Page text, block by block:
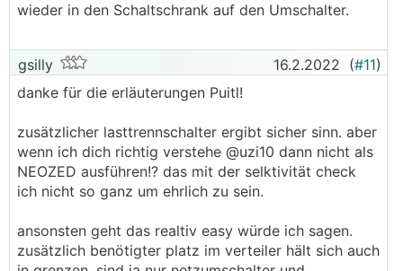
wieder in den Schaltschrank auf den Umschalter.
gsilly 16.2.2022 (#11)
danke für die erläuterungen Puitl!
zusätzlicher lasttrennschalter ergibt sicher sinn. aber
wenn ich dich richtig verstehe @uzi10 dann nicht als
NEOZED ausführen!? das mit der selktivität check
ich nicht so ganz um ehrlich zu sein.
ansonsten geht das realtiv easy würde ich sagen.
zusätzlich benötigter platz im verteiler hält sich auch